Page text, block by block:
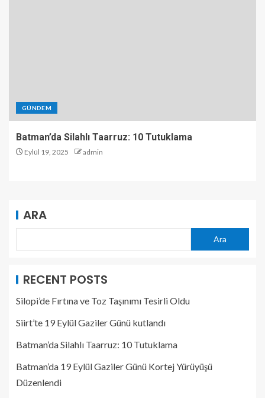
GÜNDEM
Batman’da Silahlı Taarruz: 10 Tutuklama
Eylül 19, 2025 admin
ARA
Ara
RECENT POSTS
Silopi’de Fırtına ve Toz Taşınımı Tesirli Oldu
Siirt’te 19 Eylül Gaziler Günü kutlandı
Batman’da Silahlı Taarruz: 10 Tutuklama
Batman’da 19 Eylül Gaziler Günü Kortej Yürüyüşü
Düzenlendi